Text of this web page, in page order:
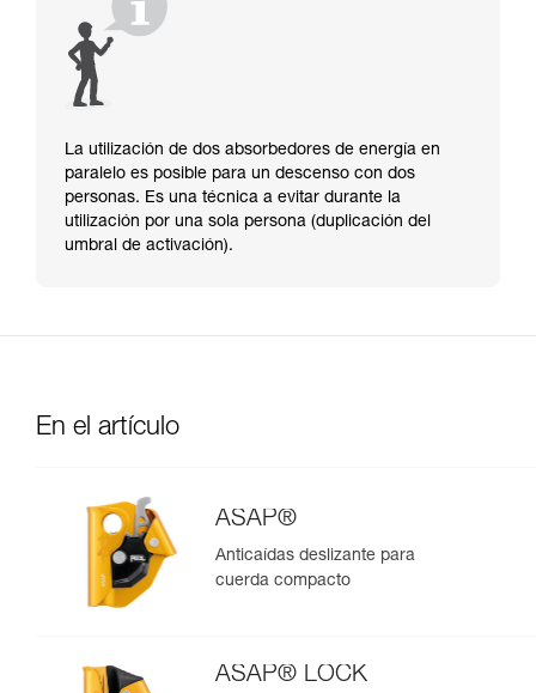
La utilización de dos absorbedores de energía en
paralelo es posible para un descenso con dos
personas. Es una técnica a evitar durante la
utilización por una sola persona (duplicación del
umbral de activación).
En el artículo
ASAP®
Anticaídas deslizante para
cuerda compacto
ASAP® LOCK